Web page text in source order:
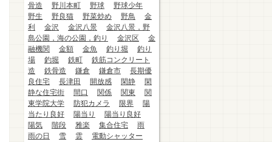
骨造
野川本町 野球
野球少年
野生
野良猫 野菜炒め 野鳥
金
利
金沢 金沢八景
金沢八景，野
島公園，海の公園，釣り
金沢区
金
融機関
金額 金魚 釣り堀
釣り
場
釣堀 鉄町
鉄筋コンクリート
造
鉄骨造 鎌倉 鎌倉市
長期優
良住宅
長津田 開放感 閑静
閑
静な住宅街
間口 関係 関東
関
東学院大学
防犯カメラ 限界
陽
当たり良好
陽当り
陽当り良好
陽気
階段 雅楽 集合住宅
雨
雨の日
雪 雲
電動シャッター